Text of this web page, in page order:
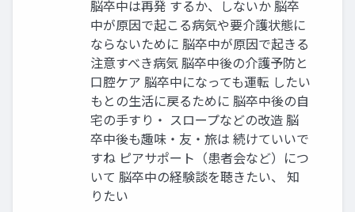
脳卒中は再発 するか、しないか 脳卒
中が原因で起こる病気や要介護状態に
ならないために 脳卒中が原因で起きる
注意すべき病気 脳卒中後の介護予防と
口腔ケア 脳卒中になっても運転 したい
もとの生活に戻るために 脳卒中後の自
宅の手すり・ スロープなどの改造 脳
卒中後も趣味・友・旅は 続けていいで
すね ピアサポート（患者会など）につ
いて 脳卒中の経験談を聴きたい、 知
りたい